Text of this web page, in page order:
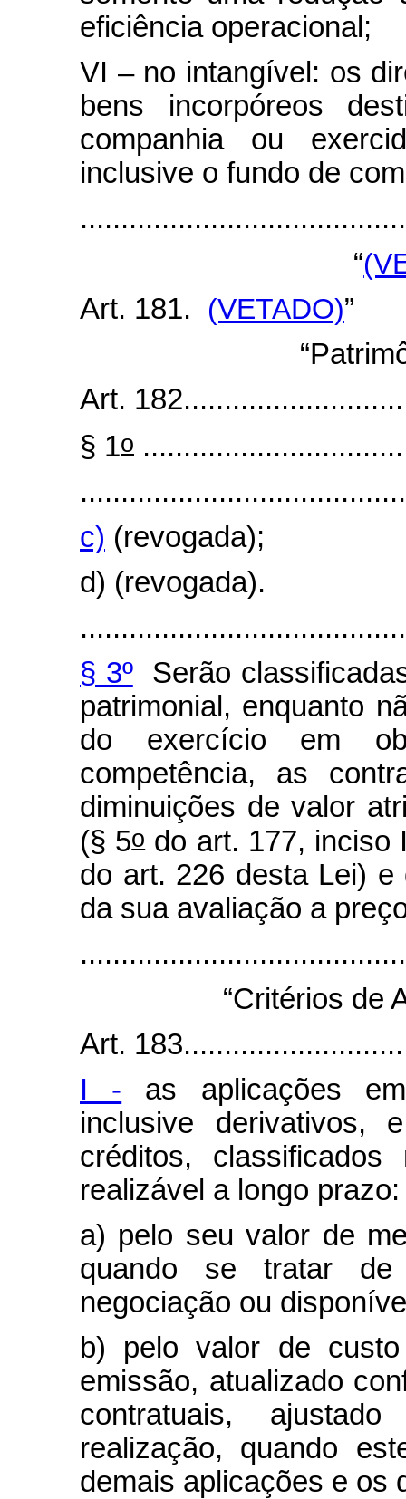
eficiência operacional;
VI – no intangível: os
bens incorpóreos
companhia ou
inclusive o fundo de
“
Art. 181. (VETADO)”
Art.
§ 1o
c) (revogada);
d) (revogada).
§ 3ºSerão
patrimonial, enquanto
do exercício em
competência, as
diminuições de valor
(§ 5odo art. 177, inciso
do art. 226 desta Lei)
da sua avaliação a
“Critérios de
Art.
I - as aplicações
inclusive
créditos,
realizável a longo prazo:
a) pelo seu valor de
quando se tratar de
negociação ou
b) pelo valor de
emissão, atualizado
contratuais,
realização, quando
demais aplicações e os